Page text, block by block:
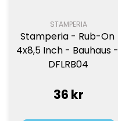
STAMPERIA
Stamperia - Rub-On
4x8,5 Inch - Bauhaus -
DFLRB04
36 kr